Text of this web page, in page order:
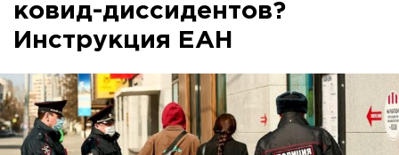
ковид-диссидентов?
Инструкция ЕАН